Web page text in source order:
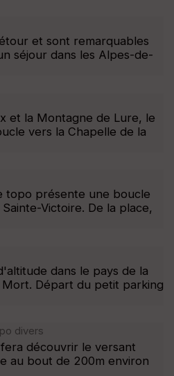
et sont remarquables
séjour dans les Alpes-de-
et la Montagne de Lure, le
vers la Chapelle de la
topo présente une boucle
Victoire. De la place,
dans le pays de la
Départ du petit parking
divers
découvrir le versant
au bout de 200m environ